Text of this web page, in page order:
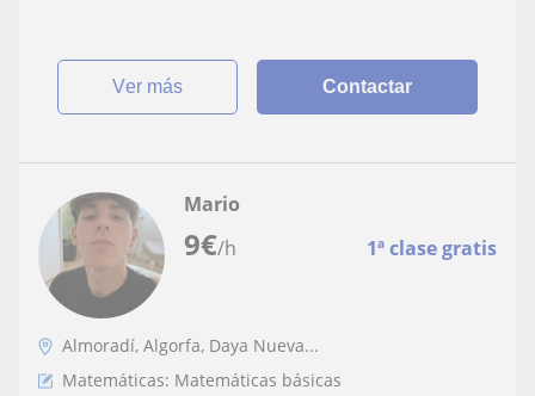
ver más Contactar
9€/h 1ª clase gratis
Mario
Almoradí, Algorfa, Daya Nueva...
Matemáticas: Matemáticas básicas